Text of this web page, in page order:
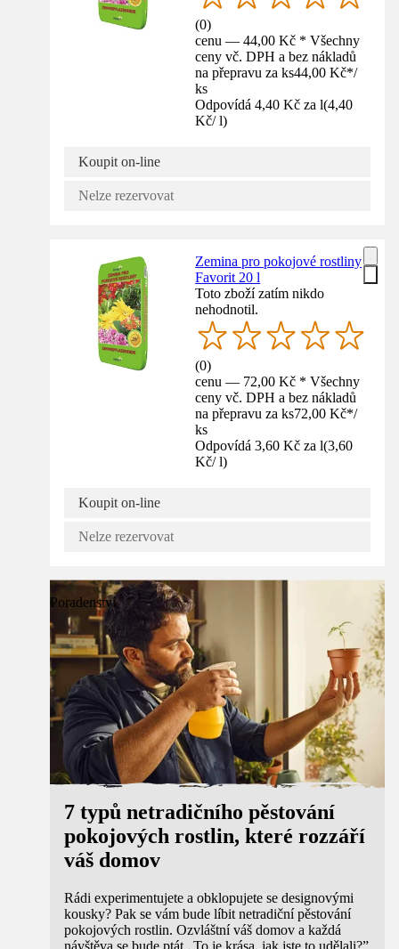
(0)
cenu — 44,00 Kč * Všechny
ceny vč. DPH a bez nákladů
na přepravu za ks44,00 Kč*/
ks
Odpovídá 4,40 Kč za l(4,40
Kč/ l)
Koupit on-line
Nelze rezervovat
Zemina pro pokojové rostliny
Favorit 20 l
Toto zboží zatím nikdo
nehodnotil.
(0)
cenu — 72,00 Kč * Všechny
ceny vč. DPH a bez nákladů
na přepravu za ks72,00 Kč*/
ks
Odpovídá 3,60 Kč za l(3,60
Kč/ l)
Koupit on-line
Nelze rezervovat
Poradenství
7 typů netradičního pěstování
pokojových rostlin, které rozzáří
váš domov
Rádi experimentujete a obklopujete se designovými
kousky? Pak se vám bude líbit netradiční pěstování
pokojových rostlin. Ozvláštní váš domov a každá
návštěva se bude ptát „To je krása, jak jste to udělali?”